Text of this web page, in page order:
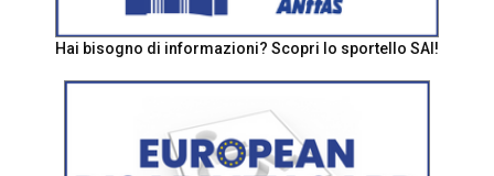
Hai bisogno di informazioni? Scopri lo sportello SAI!